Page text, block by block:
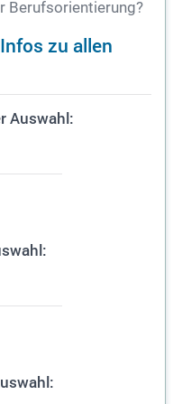
Berufsorientierung?
zu allen
Auswahl: